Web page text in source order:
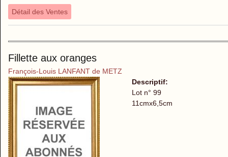
Détail des Ventes
Fillette aux oranges
François-Louis LANFANT de METZ
Descriptif:
Lot n° 99
11cmx6,5cm